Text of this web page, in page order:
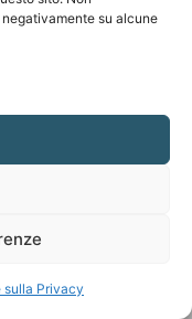
su alcune
sulla Privacy